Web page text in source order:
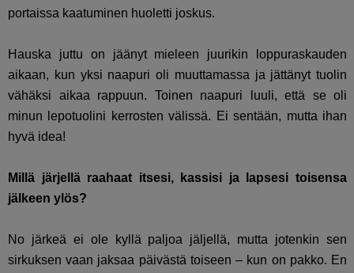
portaissa kaatuminen huoletti joskus.
Hauska juttu on jäänyt mieleen juurikin loppuraskauden
aikaan, kun yksi naapuri oli muuttamassa ja jättänyt tuolin
vähäksi aikaa rappuun. Toinen naapuri luuli, että se oli
minun lepotuolini kerrosten välissä. Ei sentään, mutta ihan
hyvä idea!
Millä järjellä raahaat itsesi, kassisi ja lapsesi toisensa
jälkeen ylös?
No järkeä ei ole kyllä paljoa jäljellä, mutta jotenkin sen
sirkuksen vaan jaksaa päivästä toiseen – kun on pakko. En